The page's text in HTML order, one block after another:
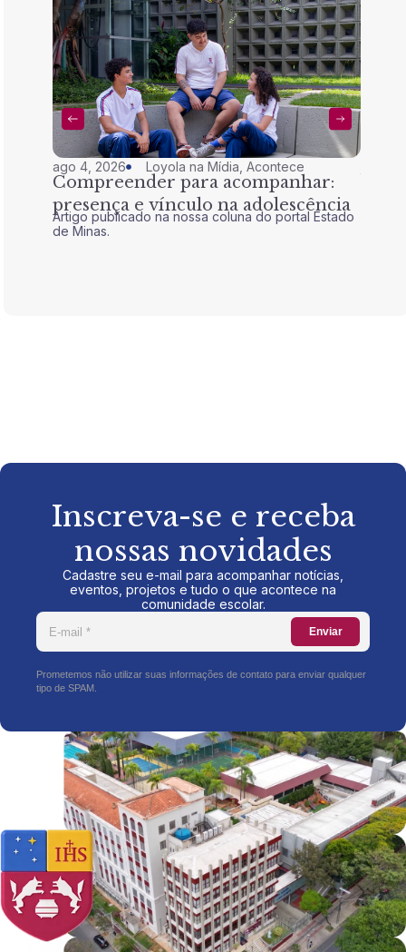
ago 4, 2026 Loyola na Mídia ,Acontece
Compreender para acompanhar:
presença e vínculo na adolescência
Artigo publicado na nossa coluna do portal Estado
de Minas.
Inscreva-se e receba
nossas novidades
Cadastre seu e-mail para acompanhar notícias,
eventos, projetos e tudo o que acontece na
comunidade escolar.
Enviar
Prometemos não utilizar suas informações de contato para enviar qualquer
tipo de SPAM.